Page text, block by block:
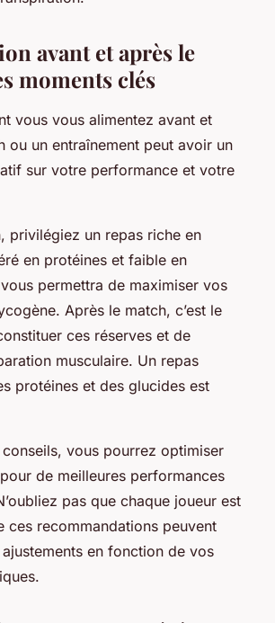
avant et après le
moments clés
vous vous alimentez avant et
ou un entraînement peut avoir un
sur votre performance et votre
privilégiez un repas riche en
en protéines et faible en
permettra de maximiser vos
Après le match, c’est le
ces réserves et de
musculaire. Un repas
protéines et des glucides est
conseils, vous pourrez optimiser
de meilleures performances
pas que chaque joueur est
ces recommandations peuvent
en fonction de vos